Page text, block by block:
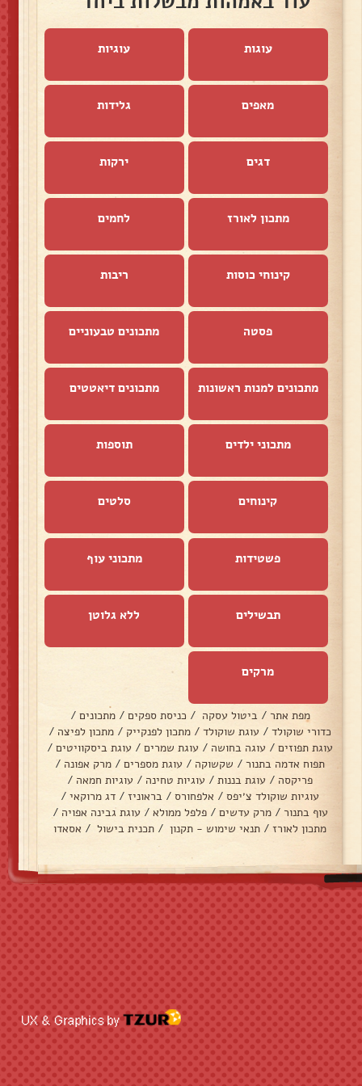
עוגות עוגיות
מאפים גלידות
דגים ירקות
מתכון לאורז לחמים
קינוחי כוסות ריבות
פסטה מתכונים טבעוניים
מתכונים למנות ראשונות מתכונים דיאטטים
מתכוני ילדים תוספות
קינוחים סלטים
פשטידות מתכוני עוף
תבשילים ללא גלוטן
מרקים
מפת אתר / ביטול עסקה / כניסת ספקים / מתכונים /
כדורי שוקולד / עוגת שוקולד / מתכון לפנקייק / מתכון לפיצה /
עוגת תפוזים / עוגה בחושה / עוגת שמרים / עוגת ביסקוויטים /
תפוח אדמה בתנור / שקשוקה / עוגת מספרים / מרק אפונה /
פריקסה / עוגת בננות / עוגיות טחינה / עוגיות חמאה /
עוגיות שוקולד צ׳יפס / אלפחורס / בראוניז / דג מרוקאי /
עוף בתנור / מרק עדשים / פלפל ממולא / עוגת גבינה אפויה /
מתכון לאורז / תנאי שימוש - תקנון / תכנית בישול / אסאדו